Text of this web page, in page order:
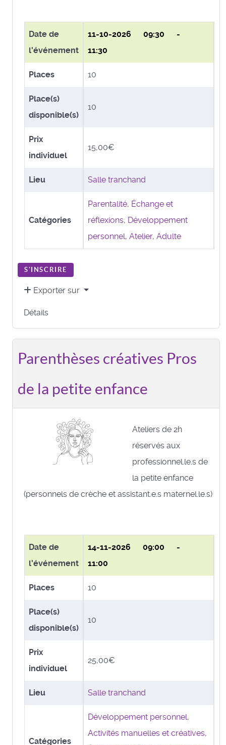
Date de
l'événement
11-10-2026 09:30 -
11:30
Places 10
Place(s)
disponible(s)
10
Prix
individuel
15,00€
Lieu Salle tranchand
Catégories
Parentalité, Échange et
réflexions, Développement
personnel, Atelier, Adulte
S'INSCRIRE
Exporter sur
Détails
Parenthèses créatives Pros
de la petite enfance
Ateliers de 2h
réservés aux
professionnel.le.s de
la petite enfance
(personnels de crèche et assistant.e.s maternel.le.s)
Date de
l'événement
14-11-2026 09:00 -
11:00
Places 10
Place(s)
disponible(s)
10
Prix
individuel
25,00€
Lieu Salle tranchand
Catégories
Développement personnel,
Activités manuelles et créatives,